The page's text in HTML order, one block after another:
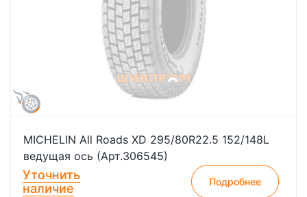
MICHELIN All Roads XD 295/80R22.5 152/148L
ведущая ось (Арт.306545)
Уточнить
наличие
Подробнее